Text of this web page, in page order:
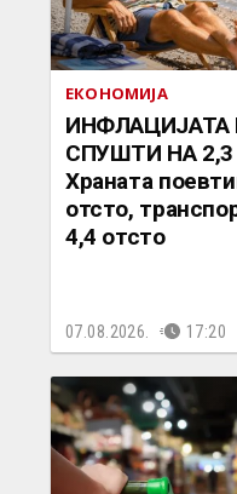
ЕКОНОМИЈА
ИНФЛАЦИЈАТА
СПУШТИ НА
Храната
отсто,
4,4 отсто
07.08.2026. 17:20